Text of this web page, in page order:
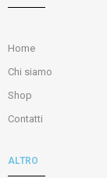
Home
Chi siamo
Shop
Contatti
ALTRO